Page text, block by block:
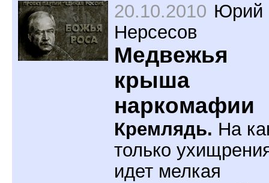
20.10.2010 Юрий
Нерсесов
Медвежья
крыша
наркомафии
Кремлядь. На
только
идет мелкая